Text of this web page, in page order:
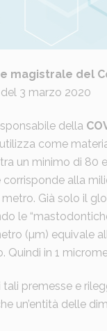
in
magistrale del
3 marzo 2020
della
come
un minimo di 80
corrisponde alla
Già solo il
le
(µm) equivale
Quindi in 1
tali premesse e
un’entità delle